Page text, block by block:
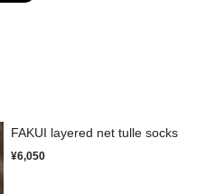
FAKUI layered net tulle socks
¥6,050